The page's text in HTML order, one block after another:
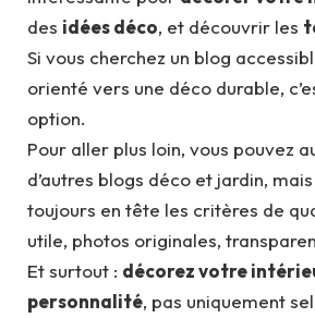
des idées déco, et découvrir les
Si vous cherchez un blog
orienté vers une déco durable,
option.
Pour aller plus loin, vous pouvez
d’autres blogs déco et jardin,
toujours en tête les critères de
utile, photos originales,
Et surtout : décorez votre
personnalité, pas uniquement